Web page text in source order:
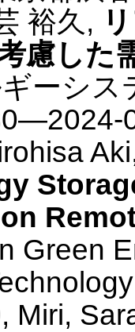
裕久 ,
慮した
ーシス
—2024-
Green
, Miri,